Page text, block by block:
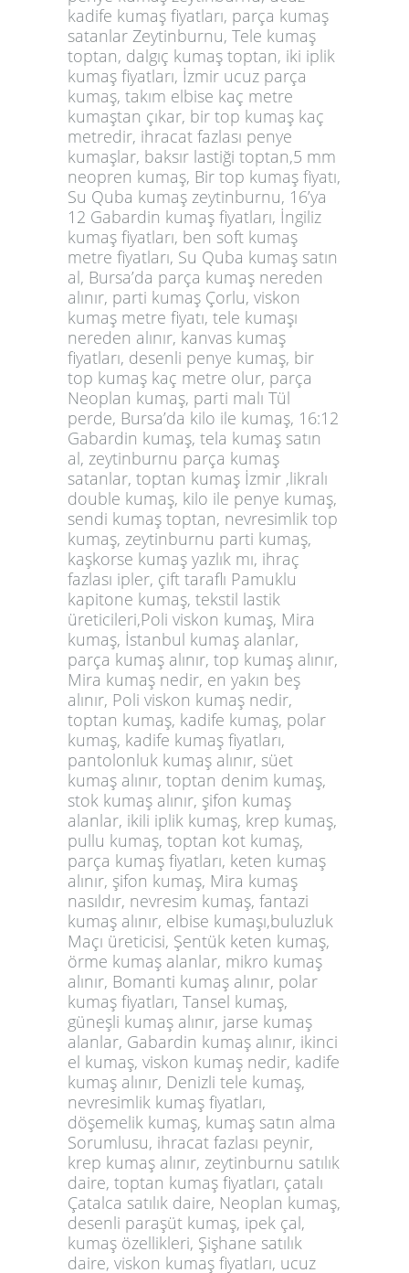
kadife kumaş fiyatları, parça kumaş
satanlar Zeytinburnu, Tele kumaş
toptan, dalgıç kumaş toptan, iki iplik
kumaş fiyatları, İzmir ucuz parça
kumaş, takım elbise kaç metre
kumaştan çıkar, bir top kumaş kaç
metredir, ihracat fazlası penye
kumaşlar, baksır lastiği toptan,5 mm
neopren kumaş, Bir top kumaş fiyatı,
Su Quba kumaş zeytinburnu, 16’ya
12 Gabardin kumaş fiyatları, İngiliz
kumaş fiyatları, ben soft kumaş
metre fiyatları, Su Quba kumaş satın
al, Bursa’da parça kumaş nereden
alınır, parti kumaş Çorlu, viskon
kumaş metre fiyatı, tele kumaşı
nereden alınır, kanvas kumaş
fiyatları, desenli penye kumaş, bir
top kumaş kaç metre olur, parça
Neoplan kumaş, parti malı Tül
perde, Bursa’da kilo ile kumaş, 16:12
Gabardin kumaş, tela kumaş satın
al, zeytinburnu parça kumaş
satanlar, toptan kumaş İzmir ,likralı
double kumaş, kilo ile penye kumaş,
sendi kumaş toptan, nevresimlik top
kumaş, zeytinburnu parti kumaş,
kaşkorse kumaş yazlık mı, ihraç
fazlası ipler, çift taraflı Pamuklu
kapitone kumaş, tekstil lastik
üreticileri,Poli viskon kumaş, Mira
kumaş, İstanbul kumaş alanlar,
parça kumaş alınır, top kumaş alınır,
Mira kumaş nedir, en yakın beş
alınır, Poli viskon kumaş nedir,
toptan kumaş, kadife kumaş, polar
kumaş, kadife kumaş fiyatları,
pantolonluk kumaş alınır, süet
kumaş alınır, toptan denim kumaş,
stok kumaş alınır, şifon kumaş
alanlar, ikili iplik kumaş, krep kumaş,
pullu kumaş, toptan kot kumaş,
parça kumaş fiyatları, keten kumaş
alınır, şifon kumaş, Mira kumaş
nasıldır, nevresim kumaş, fantazi
kumaş alınır, elbise kumaşı,buluzluk
Maçı üreticisi, Şentük keten kumaş,
örme kumaş alanlar, mikro kumaş
alınır, Bomanti kumaş alınır, polar
kumaş fiyatları, Tansel kumaş,
güneşli kumaş alınır, jarse kumaş
alanlar, Gabardin kumaş alınır, ikinci
el kumaş, viskon kumaş nedir, kadife
kumaş alınır, Denizli tele kumaş,
nevresimlik kumaş fiyatları,
döşemelik kumaş, kumaş satın alma
Sorumlusu, ihracat fazlası peynir,
krep kumaş alınır, zeytinburnu satılık
daire, toptan kumaş fiyatları, çatalı
Çatalca satılık daire, Neoplan kumaş,
desenli paraşüt kumaş, ipek çal,
kumaş özellikleri, Şişhane satılık
daire, viskon kumaş fiyatları, ucuz